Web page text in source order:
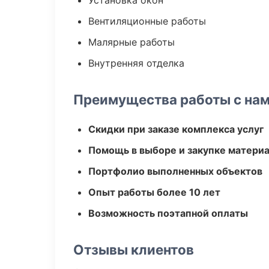
Вентиляционные работы
Малярные работы
Внутренняя отделка
Преимущества работы с
Скидки при заказе комплекса услуг
Помощь в выборе и закупке
Портфолио выполненных объектов
Опыт работы более 10 лет
Возможность поэтапной оплаты
Отзывы клиентов